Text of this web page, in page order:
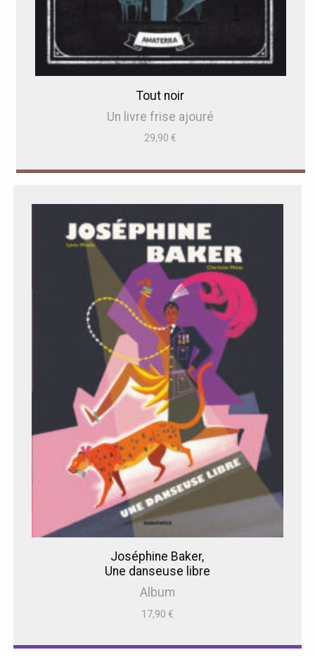
Tout noir
Un livre frise ajouré
29,90€
Joséphine Baker,
Une danseuse libre
Album
17,90 €